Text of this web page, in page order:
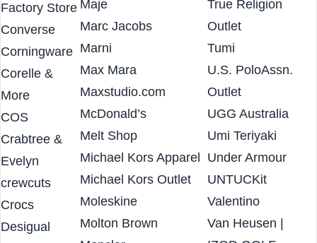
Columbia
Factory Store
Converse
Corningware
Corelle &
More
COS
Crabtree &
Evelyn
crewcuts
Crocs
STORE
Maje
Marc Jacobs
Marni
Max Mara
Maxstudio.com
McDonald’s
Melt Shop
Michael Kors Apparel
Michael Kors Outlet
Moleskine
Services
True Religion
Outlet
Tumi
U.S. PoloAssn.
Outlet
UGG Australia
Umi Teriyaki
Under Armour
UNTUCKit
Valentino